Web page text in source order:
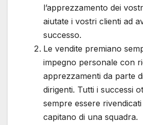
l’apprezzamento dei
aiutate i vostri clienti ad
successo.
Le vendite premiano
impegno personale con
apprezzamenti da parte
dirigenti. Tutti i successi
sempre essere
capitano di una squadra.